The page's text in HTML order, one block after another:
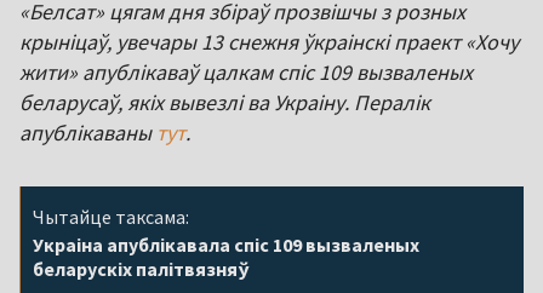
«Белсат» цягам дня збіраў прозвішчы з розных
крыніцаў, увечары 13 снежня ўкраінскі праект «Хочу
жити» апублікаваў цалкам спіс 109 вызваленых
беларусаў, якіх вывезлі ва Украіну. Пералік
апублікаваны тут.
Чытайце таксама:
Украіна апублікавала спіс 109 вызваленых
беларускіх палітвязняў